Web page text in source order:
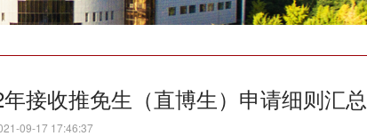
接收推免生（直博生）申请细则汇总
09-17 17:46:37